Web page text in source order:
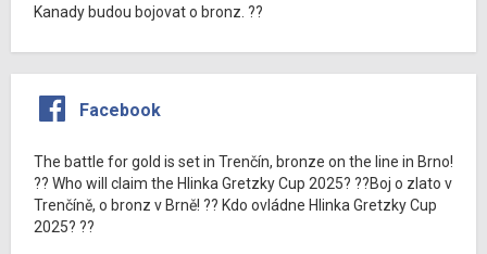
Kanady budou bojovat o bronz. ??
Facebook
The battle for gold is set in Trenčín, bronze on the line in Brno!
?? Who will claim the Hlinka Gretzky Cup 2025? ??Boj o zlato v
Trenčíně, o bronz v Brně! ?? Kdo ovládne Hlinka Gretzky Cup
2025? ??